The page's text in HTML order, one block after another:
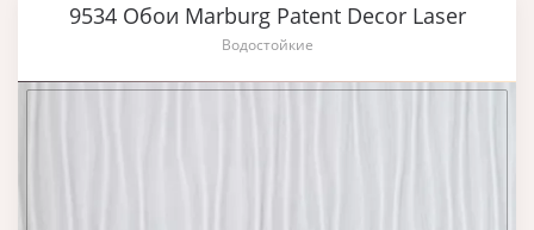
9534 Обои Marburg Patent Decor Laser
Водостойкие